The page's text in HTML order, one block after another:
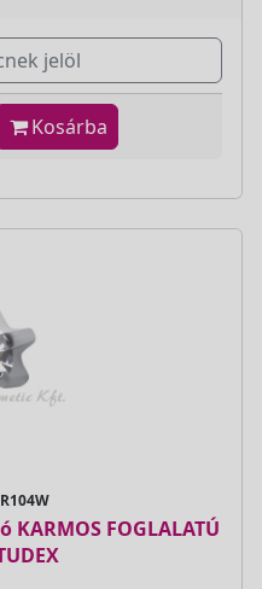
jelöl
Kosárba
R104W
FOGLALATÚ